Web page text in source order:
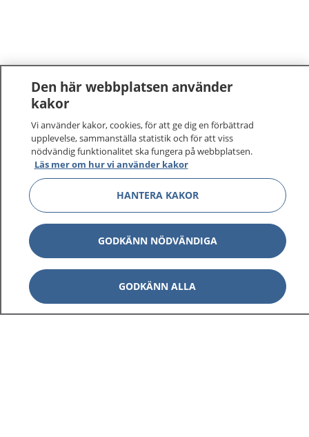
Den här webbplatsen använder
kakor
Vi använder kakor, cookies, för att ge dig en förbättrad
upplevelse, sammanställa statistik och för att viss
nödvändig funktionalitet ska fungera på webbplatsen.
Läs mer om hur vi använder kakor
HANTERA KAKOR
GODKÄNN NÖDVÄNDIGA
GODKÄNN ALLA